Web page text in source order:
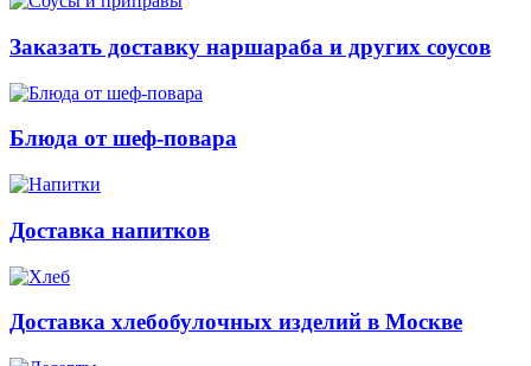
Заказать доставку наршараба и других соусов
Блюда от шеф-повара
Доставка напитков
Доставка хлебобулочных изделий в Москве